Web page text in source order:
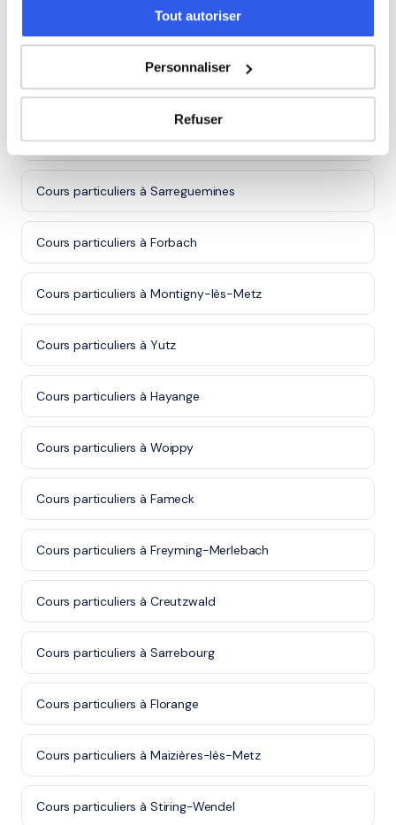
Tout autoriser
Personnaliser
Refuser
Autres villes dans le 57
Cours particuliers à Metz
Cours particuliers à Thionville
Cours particuliers à Sarreguemines
Cours particuliers à Forbach
Cours particuliers à Montigny-lès-Metz
Cours particuliers à Yutz
Cours particuliers à Hayange
Cours particuliers à Woippy
Cours particuliers à Fameck
Cours particuliers à Freyming-Merlebach
Cours particuliers à Creutzwald
Cours particuliers à Sarrebourg
Cours particuliers à Florange
Cours particuliers à Maizières-lès-Metz
Cours particuliers à Stiring-Wendel